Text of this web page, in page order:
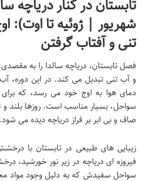
تابستان در کنار دریاچه
شهریور | ژوئیه تا اوت):
تنی و آفتاب گرفتن
فصل تابستان، دریاچه سالدا را به مقصدی
و آب تنی تبدیل می کند. در این دوره،
دمای هوا به اوج خود می رسد، که برای
سواحل، بسیار مناسب است. روزها بلند
صاف و بی ابر بر فراز دریاچه دیده می شود.
زیبایی های طبیعی در تابستان با
فیروزه ای دریاچه در زیر نور خورشید،
سواحل سفیدش که به دلیل وجود مواد